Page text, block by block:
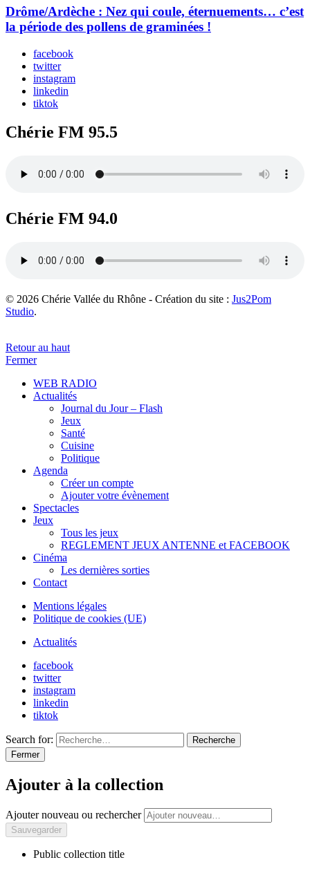
Drôme/Ardèche : Nez qui coule, éternuements… c’est
la période des pollens de graminées !
facebook
twitter
instagram
linkedin
tiktok
Chérie FM 95.5
Chérie FM 94.0
© 2026 Chérie Vallée du Rhône - Création du site : Jus2Pom
Studio.
Retour au haut
Fermer
WEB RADIO
Actualités
Journal du Jour – Flash
Jeux
Santé
Cuisine
Politique
Agenda
Créer un compte
Ajouter votre évènement
Spectacles
Jeux
Tous les jeux
REGLEMENT JEUX ANTENNE et FACEBOOK
Cinéma
Les dernières sorties
Contact
Mentions légales
Politique de cookies (UE)
Actualités
facebook
twitter
instagram
linkedin
tiktok
Search for:
Recherche
Fermer
Ajouter à la collection
Ajouter nouveau ou rechercher
Public collection title